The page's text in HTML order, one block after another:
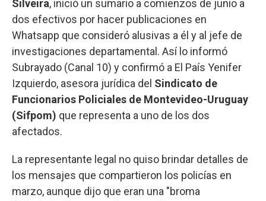
Silveira, inició un sumario a comienzos de junio a
dos efectivos por hacer publicaciones en
Whatsapp que consideró alusivas a él y al jefe de
investigaciones departamental. Así lo informó
Subrayado (Canal 10) y confirmó a El País Yenifer
Izquierdo, asesora jurídica del Sindicato de
Funcionarios Policiales de Montevideo-Uruguay
(Sifpom) que representa a uno de los dos
afectados.
La representante legal no quiso brindar detalles de
los mensajes que compartieron los policías en
marzo, aunque dijo que eran una "broma